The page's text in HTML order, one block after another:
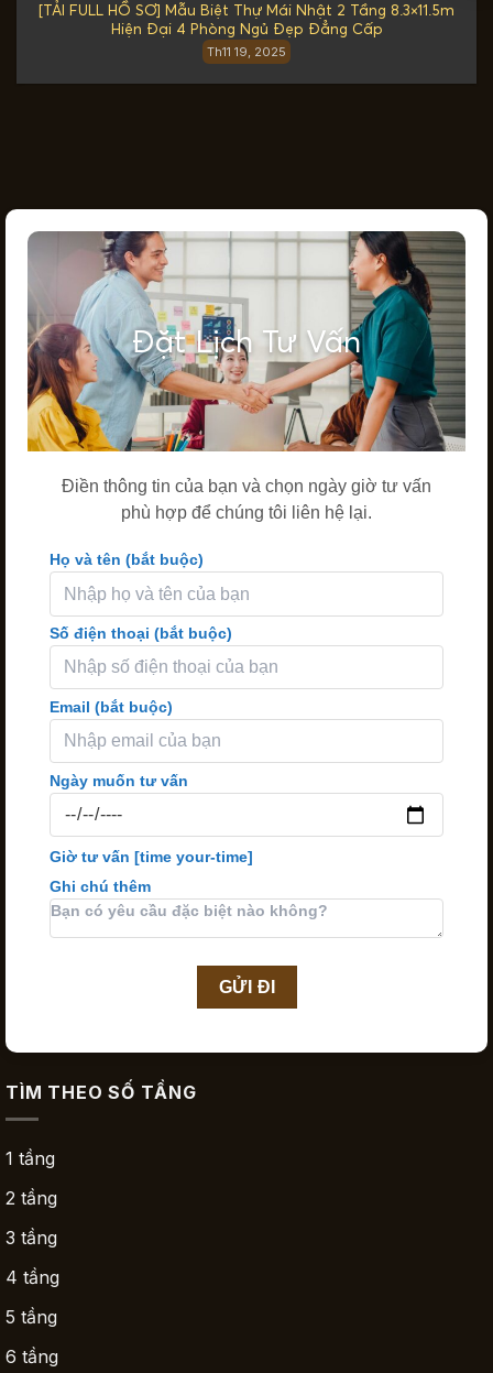
[TẢI FULL HỒ SƠ] Mẫu Biệt Thự Mái Nhật 2 Tầng 8.3×11.5m
Hiện Đại 4 Phòng Ngủ Đẹp Đẳng Cấp
Th11 19, 2025
Đặt Lịch Tư Vấn
Điền thông tin của bạn và chọn ngày giờ tư vấn
phù hợp để chúng tôi liên hệ lại.
Họ và tên (bắt buộc)
Số điện thoại (bắt buộc)
Email (bắt buộc)
Ngày muốn tư vấn
Giờ tư vấn [time your-time]
Ghi chú thêm
TÌM THEO SỐ TẦNG
1 tầng
2 tầng
3 tầng
4 tầng
5 tầng
6 tầng